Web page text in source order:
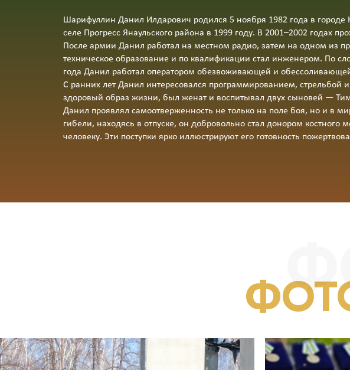
Шарифуллин Данил Илдарович родился 5 ноября 1982 года в
селе Прогресс Янаульского района в 1999 году. В 2001–2002 годах
После армии Данил работал на местном радио, затем на одном из
техническое образование и по квалификации стал инженером. По
года Данил работал оператором обезвоживающей и
С ранних лет Данил интересовался программированием,
здоровый образ жизни, был женат и воспитывал двух сыновей —
Данил проявлял самоотверженность не только на поле боя, но и в
гибели, находясь в отпуске, он добровольно стал донором
человеку. Эти поступки ярко иллюстрируют его готовность